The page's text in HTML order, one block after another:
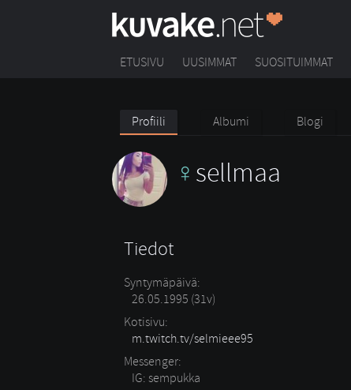
ETUSIVU UUSIMMAT SUOSITUIMMAT
Profiili Albumi Blogi
sellmaa
Tiedot
Syntymäpäivä:
26.05.1995 (31v)
Kotisivu:
m.twitch.tv/selmieee95
Messenger:
IG: sempukka